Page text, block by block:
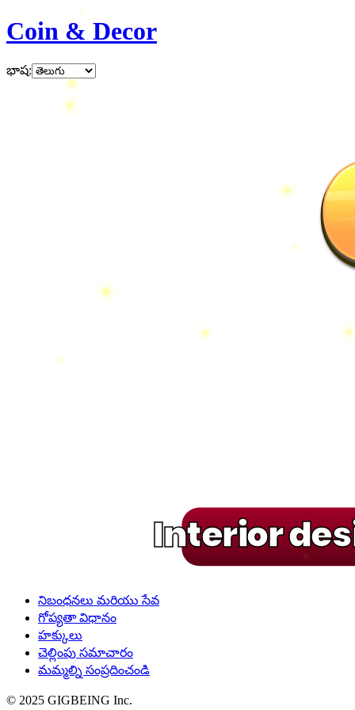
Coin & Decor
భాష:
Interior
నిబంధనలు మరియు సేవ
గోప్యతా విధానం
హక్కులు
చెల్లింపు సమాచారం
మమ్మల్ని సంప్రదించండి
© 2025 GIGBEING Inc.